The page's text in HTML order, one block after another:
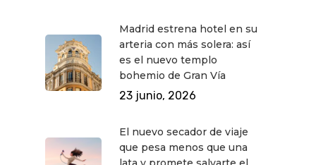
Madrid estrena hotel en su
arteria con más solera: así
es el nuevo templo
bohemio de Gran Vía
23 junio, 2026
El nuevo secador de viaje
que pesa menos que una